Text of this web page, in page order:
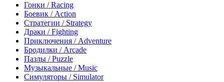
Гонки / Racing
Боевик / Action
Стратегии / Strategy
Драки / Fighting
Приключения / Adventure
Бродилки / Arcade
Пазлы / Puzzle
Музыкальные / Music
Симуляторы / Simulator